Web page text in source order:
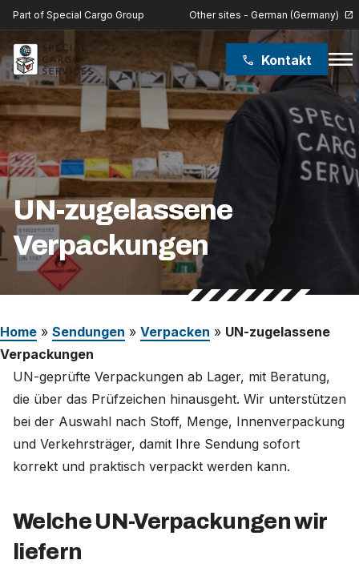
Part of Special Cargo Group Other sites - German (Germany) open_in_new
phone Kontakt menu
UN-zugelassene
Verpackungen
Home » Sendungen » Verpacken » UN-zugelassene
Verpackungen
UN-geprüfte Verpackungen ab Lager, mit Beratung,
die über das Prüfzeichen hinausgeht. Wir unterstützen
bei der Auswahl nach Stoff, Menge, Innenverpackung
und Verkehrsträger, damit Ihre Sendung sofort
korrekt und praktisch verpackt werden kann.
Welche UN-Verpackungen wir
liefern
Special Cargo Group
Special Cargo College
Isologic
Leistungen
Nachrichten
Karriere
Deutschland (Deutsch)
Nederland (Nederlands)
The Netherlands (English)